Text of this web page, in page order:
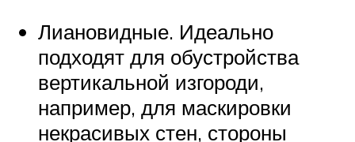
Лиановидные. Идеально
подходят для обустройства
вертикальной изгороди,
например, для маскировки
некрасивых стен, стороны